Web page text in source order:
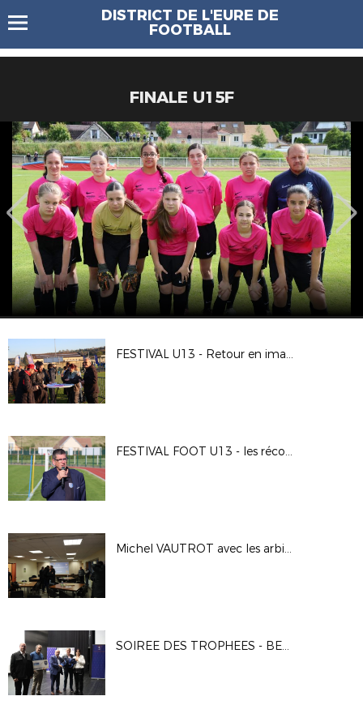
DISTRICT DE L'EURE DE
FOOTBALL
FINALE U15F
FESTIVAL U13 - Retour en images
FESTIVAL FOOT U13 - les récompenses
Michel VAUTROT avec les arbitres eurois
SOIREE DES TROPHEES - BENEVOLES